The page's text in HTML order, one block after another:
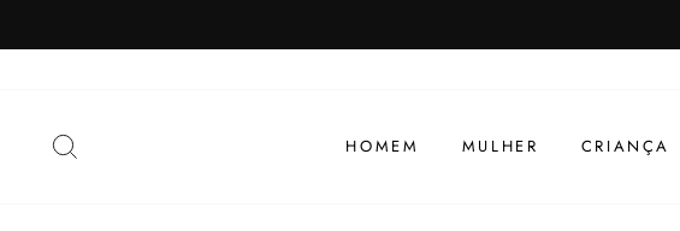
HOMEM MULHER CRIANÇA